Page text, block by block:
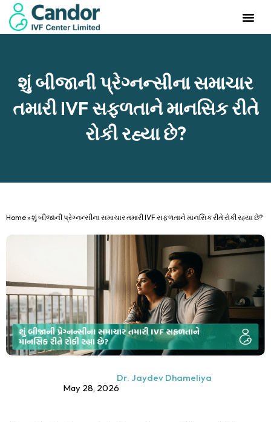
શું બીજાની પ્રેગ્નન્સીના સમાચાર
તમારી IVF સફળતાને માનસિક રીતે
રોકી રહ્યા છે?
Home»શું બીજાની પ્રેગ્નન્સીના સમાચાર તમારી IVF સફળતાને માનસિક રીતે રોકી રહ્યા છે?
Dr. Jaydev Dhameliya
May 28, 2026